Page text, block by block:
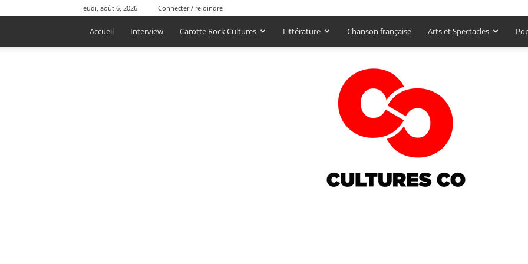
jeudi, août 6, 2026 Connecter / rejoindre
Accueil Interview Carotte Rock Cultures Littérature Chanson française Arts et Spectacles